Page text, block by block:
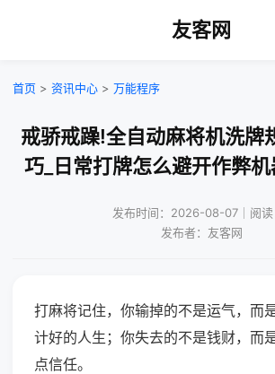
友客网
首页 > 资讯中心 > 万能程序
戒骄戒躁!全自动麻将机洗牌
巧_日常打牌怎么避开作弊
发布时间：2026-08-07｜阅读
发布者：友客网
打麻将记住，你输掉的不是运气，而
计好的人生；你失去的不是钱财，而
点信任。